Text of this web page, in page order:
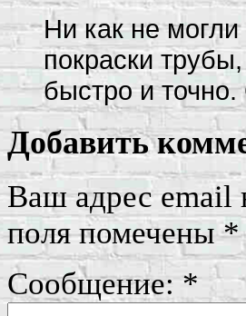
Ни как не могли
покраски
быстро и
Добавить
Ваш адрес email
поля помечены*
Сообщение:*